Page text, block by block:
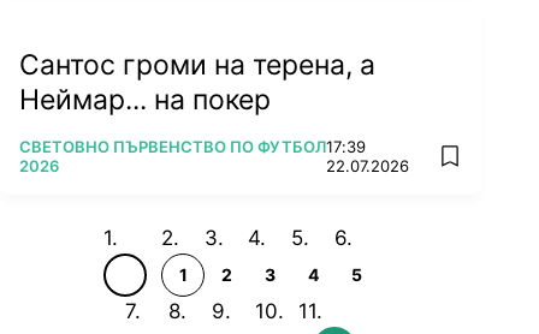
Сантос громи на терена, а
Неймар... на покер
ПОВЕЧЕ ОТ
СВЕТОВНО ПЪРВЕНСТВО ПО ФУТБОЛ
2026
17:39
22.07.2026
add
1 2 3 4 5